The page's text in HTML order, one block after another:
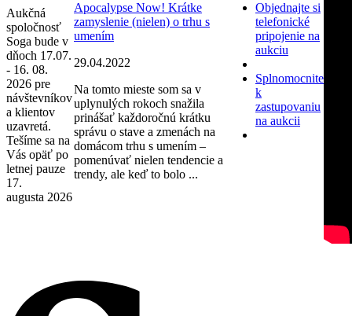
Aukčná
spoločnosť
Soga bude v
dňoch 17.07.
- 16. 08.
2026 pre
návštevníkov
a klientov
uzavretá.
Tešíme sa na
Vás opäť po
letnej pauze
17.
augusta 2026
Apocalypse Now! Krátke
zamyslenie (nielen) o trhu s
umením
29.04.2022
Na tomto mieste som sa v
uplynulých rokoch snažila
prinášať každoročnú krátku
správu o stave a zmenách na
domácom trhu s umením –
pomenúvať nielen tendencie a
trendy, ale keď to bolo ...
Objednajte si
telefonické
pripojenie na
aukciu
Splnomocnite
k
zastupovaniu
na aukcii